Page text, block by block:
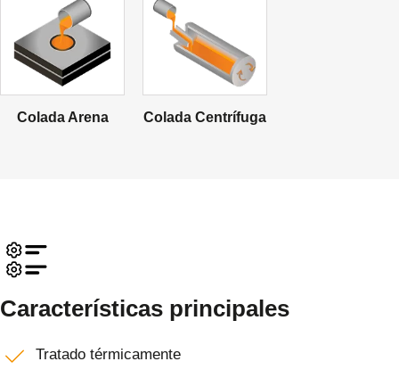
Colada Arena Colada Centrífuga
Características principales
Tratado térmicamente